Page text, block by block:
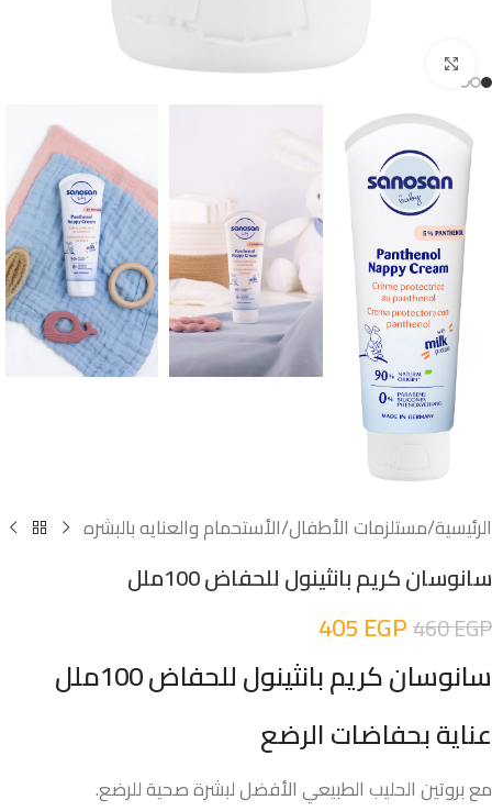
اضغط للتكبير
الرئيسية/مستلزمات الأطفال/الأستحمام والعنايه بالبشره
سانوسان كريم بانثينول للحفاض 100ملل
460EGP
405EGP
سانوسان كريم بانثينول للحفاض 100ملل
عناية بحفاضات الرضع
مع بروتين الحليب الطبيعي الأفضل لبشرة صحية للرضع.